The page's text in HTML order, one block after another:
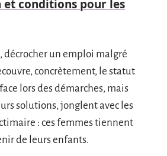
conditions pour les
décrocher un emploi malgré
concrètement, le statut
lors des démarches, mais
solutions, jonglent avec les
: ces femmes tiennent
de leurs enfants.